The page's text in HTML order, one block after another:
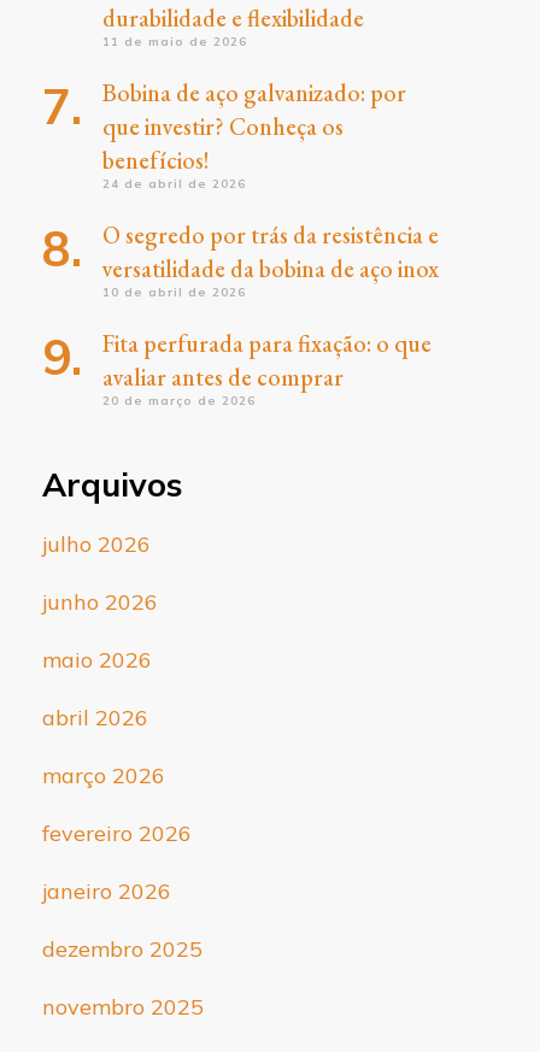
durabilidade e flexibilidade
11 de maio de 2026
Bobina de aço galvanizado: por
que investir? Conheça os
benefícios!
24 de abril de 2026
O segredo por trás da resistência e
versatilidade da bobina de aço inox
10 de abril de 2026
Fita perfurada para fixação: o que
avaliar antes de comprar
20 de março de 2026
Arquivos
julho 2026
junho 2026
maio 2026
abril 2026
março 2026
fevereiro 2026
janeiro 2026
dezembro 2025
novembro 2025